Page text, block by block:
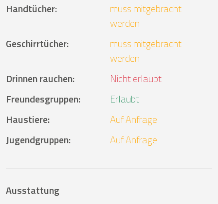
Handtücher:
muss mitgebracht
werden
Geschirrtücher:
muss mitgebracht
werden
Drinnen rauchen:
Nicht erlaubt
Freundesgruppen:
Erlaubt
Haustiere:
Auf Anfrage
Jugendgruppen: Auf Anfrage
Ausstattung